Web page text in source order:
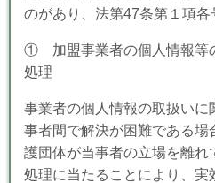
のがあり、 法第47条第１項各
① 加盟事業者の個人情報等
処理
事業者の個人情報の取扱いに
事者間で解決が困難である場
護団体が当事者の立場を離れ
処理に当たることにより、実